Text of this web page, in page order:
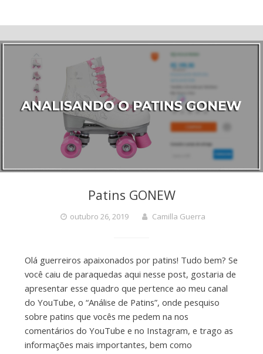
Patins GONEW
outubro 26, 2019 Camilla Guerra
Olá guerreiros apaixonados por patins! Tudo bem? Se
você caiu de paraquedas aqui nesse post, gostaria de
apresentar esse quadro que pertence ao meu canal
do YouTube, o “Análise de Patins”, onde pesquiso
sobre patins que vocês me pedem na nos
comentários do YouTube e no Instagram, e trago as
informações mais importantes, bem como